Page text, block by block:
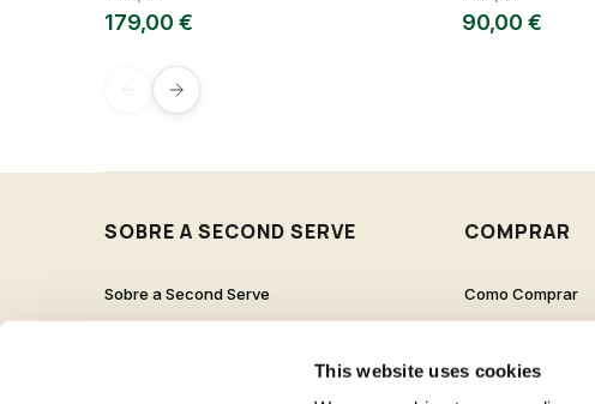
This website uses cookies
179,00 € 90,00 €
SOBRE A SECOND SERVE
Sobre a Second Serve
COMPRAR
Como Comprar
Perguntas